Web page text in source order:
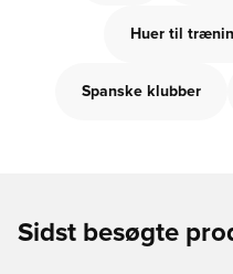
Huer til
Spanske klubber
Sidst besøgte